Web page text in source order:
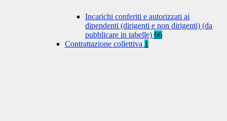
Incarichi conferiti e autorizzati ai
dipendenti (dirigenti e non dirigenti) (da
pubblicare in tabelle) 66
Contrattazione collettiva 1